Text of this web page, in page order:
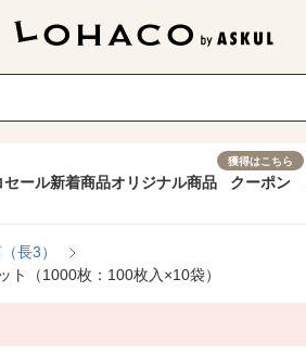
セール新着商品オリジナル商品
獲得はこちら
クーポン
長3）
ト（1000枚：100枚入×10袋）